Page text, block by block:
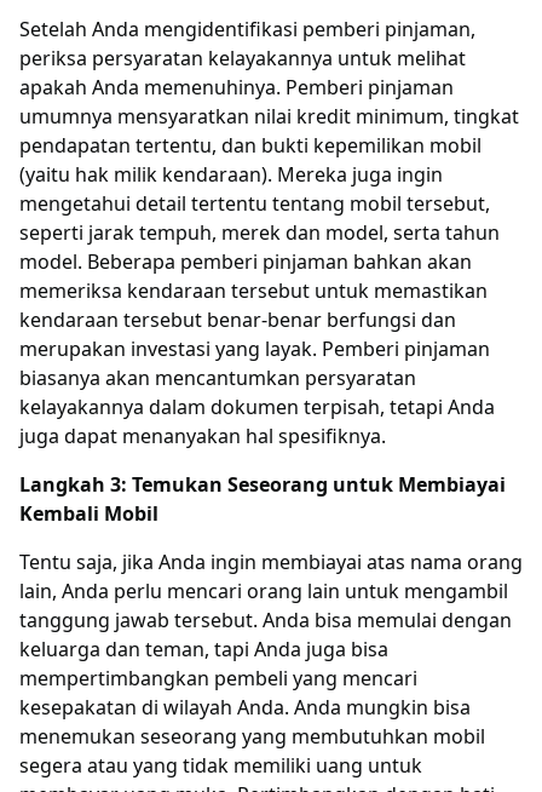
Setelah Anda mengidentifikasi pemberi pinjaman,
periksa persyaratan kelayakannya untuk melihat
apakah Anda memenuhinya. Pemberi pinjaman
umumnya mensyaratkan nilai kredit minimum, tingkat
pendapatan tertentu, dan bukti kepemilikan mobil
(yaitu hak milik kendaraan). Mereka juga ingin
mengetahui detail tertentu tentang mobil tersebut,
seperti jarak tempuh, merek dan model, serta tahun
model. Beberapa pemberi pinjaman bahkan akan
memeriksa kendaraan tersebut untuk memastikan
kendaraan tersebut benar-benar berfungsi dan
merupakan investasi yang layak. Pemberi pinjaman
biasanya akan mencantumkan persyaratan
kelayakannya dalam dokumen terpisah, tetapi Anda
juga dapat menanyakan hal spesifiknya.
Langkah 3: Temukan Seseorang untuk Membiayai
Kembali Mobil
Tentu saja, jika Anda ingin membiayai atas nama orang
lain, Anda perlu mencari orang lain untuk mengambil
tanggung jawab tersebut. Anda bisa memulai dengan
keluarga dan teman, tapi Anda juga bisa
mempertimbangkan pembeli yang mencari
kesepakatan di wilayah Anda. Anda mungkin bisa
menemukan seseorang yang membutuhkan mobil
segera atau yang tidak memiliki uang untuk